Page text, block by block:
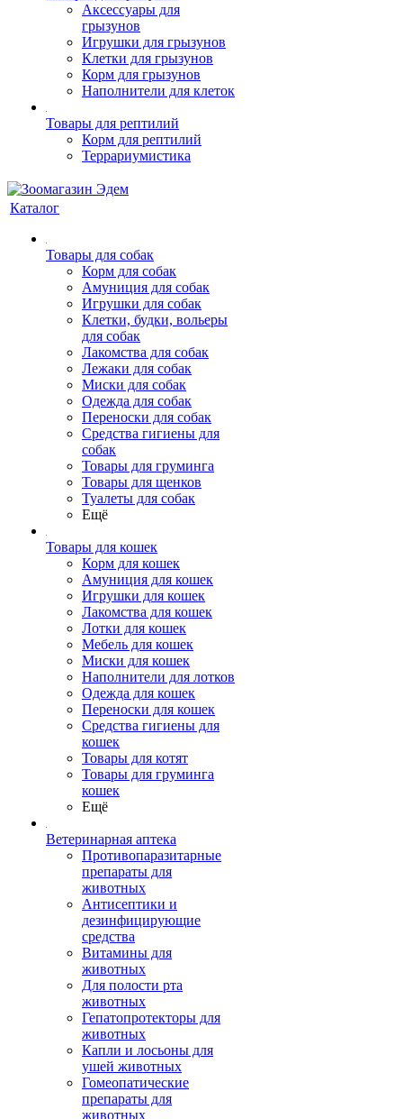
Аксессуары для
грызунов
Игрушки для грызунов
Клетки для грызунов
Корм для грызунов
Наполнители для клеток
Товары для рептилий
Корм для рептилий
Террариумистика
Каталог
Товары для собак
Корм для собак
Амуниция для собак
Игрушки для собак
Клетки, будки, вольеры
для собак
Лакомства для собак
Лежаки для собак
Миски для собак
Одежда для собак
Переноски для собак
Средства гигиены для
собак
Товары для груминга
Товары для щенков
Туалеты для собак
Ещё
Товары для кошек
Корм для кошек
Амуниция для кошек
Игрушки для кошек
Лакомства для кошек
Лотки для кошек
Мебель для кошек
Миски для кошек
Наполнители для лотков
Одежда для кошек
Переноски для кошек
Средства гигиены для
кошек
Товары для котят
Товары для груминга
кошек
Ещё
Ветеринарная аптека
Противопаразитарные
препараты для
животных
Антисептики и
дезинфицирующие
средства
Витамины для
животных
Для полости рта
животных
Гепатопротекторы для
животных
Капли и лосьоны для
ушей животных
Гомеопатические
препараты для
животных